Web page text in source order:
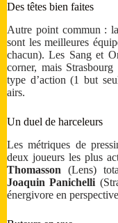
Des têtes bien faites
Autre point commun :
sont les meilleures
chacun). Les Sang et
corner, mais
type d’action (1 but
airs.
Un duel de harceleurs
Les métriques de
deux joueurs les plus
Thomasson (Lens)
Joaquin Panichelli
énergivore en